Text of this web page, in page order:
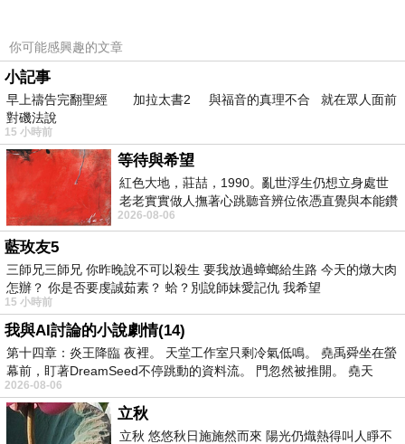
上衣(黃)
但是我想
應該會比較便宜，
且24小時都能買，上網慢慢挑選，不用等店家開門也不用
看店員臉色
各大網路購物網為求有好業績都無所不用其極。因為momo
都有送300元或是500元的折價卷!所以我建議可以上momo
購物網來購買(
你可能感興趣的文章
小記事
早上禱告完翻聖經 加拉太書2 與福音的真理不合 就在眾人面前
對磯法說
15 小時前
等待與希望
紅色大地，莊喆，1990。亂世浮生仍想立身處世
老老實實做人撫著心跳聽音辨位依憑直覺與本能鑽
向裂隙的亮處探索另一個心聲另一個共鳴的
2026-08-06
藍玫友5
三師兄三師兄 你昨晚說不可以殺生 要我放過蟑螂給生路 今天的燉大肉
怎辦？ 你是否要虔誠茹素？ 蛤？別說師妹愛記仇 我希望
15 小時前
我與AI討論的小說劇情(14)
第十四章：炎王降臨 夜裡。 天堂工作室只剩冷氣低鳴。 堯禹舜坐在螢
幕前，盯著DreamSeed不停跳動的資料流。 門忽然被推開。 堯天
2026-08-06
立秋
立秋 悠悠秋日施施然而來 陽光仍熾熱得叫人睜不